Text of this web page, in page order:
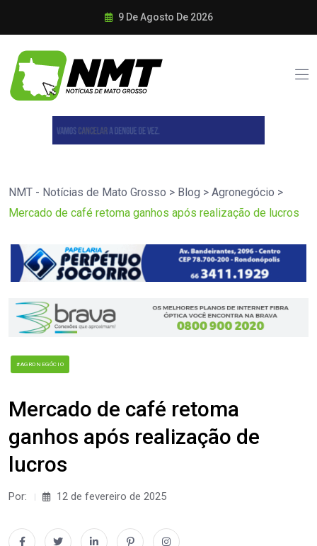
9 De Agosto De 2026
NMT - Notícias de Mato Grosso > Blog > Agronegócio >
Mercado de café retoma ganhos após realização de lucros
#AGRONEGÓCIO
Mercado de café retoma
ganhos após realização de
lucros
Por: 12 de fevereiro de 2025